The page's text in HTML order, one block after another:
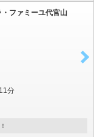
ファミーユ代官山
分